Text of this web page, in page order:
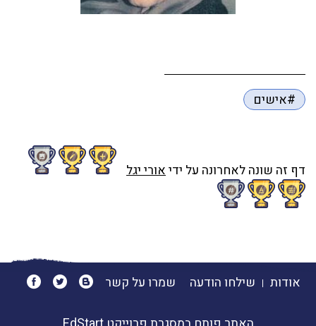
#אישים
דף זה שונה לאחרונה על ידיאורי יגל
אודות שילחו הודעה שמרו על קשר